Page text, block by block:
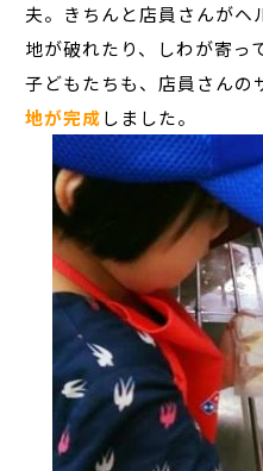
夫。きちんと店員さんがヘ
地が破れたり、しわが寄っ
子どもたちも、店員さんの
地が完成しました。